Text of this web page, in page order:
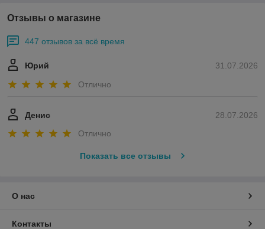
Отзывы о магазине
447 отзывов за всё время
31.07.2026
Юрий
Отлично
28.07.2026
Денис
Отлично
Показать все отзывы
О нас
Контакты